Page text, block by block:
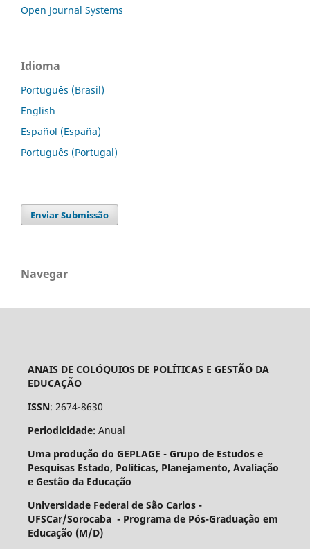
Open Journal Systems
Idioma
Português (Brasil)
English
Español (España)
Português (Portugal)
Enviar Submissão
Navegar
ANAIS DE COLÓQUIOS DE POLÍTICAS E GESTÃO DA
EDUCAÇÃO
ISSN: 2674-8630
Periodicidade: Anual
Uma produção do GEPLAGE - Grupo de Estudos e
Pesquisas Estado, Políticas, Planejamento, Avaliação
e Gestão da Educação
Universidade Federal de São Carlos -
UFSCar/Sorocaba - Programa de Pós-Graduação em
Educação (M/D)